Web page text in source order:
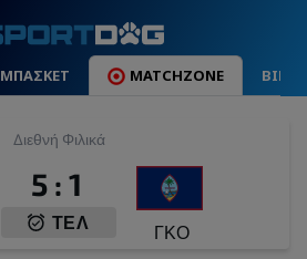
ΜΠΑΣΚΕΤ MATCHZONE
Διεθνή Φιλικά
5 : 1
ΤΕΛ ΓΚΟ